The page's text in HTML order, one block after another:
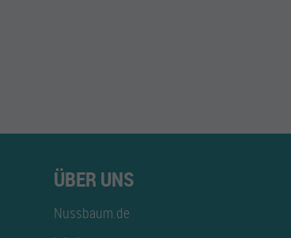
ÜBER UNS
Nussbaum.de